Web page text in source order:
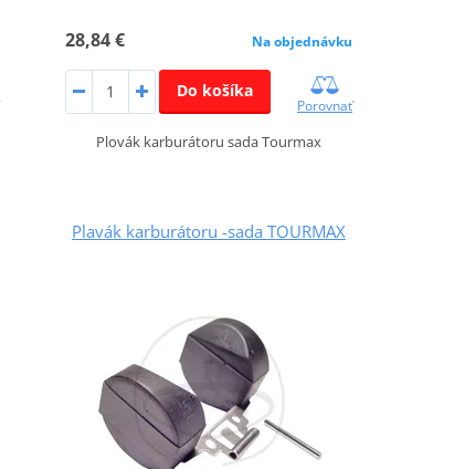
28,84 € Na objednávku
Do košíka
Porovnať
Plovák karburátoru sada Tourmax
Plavák karburátoru -sada TOURMAX